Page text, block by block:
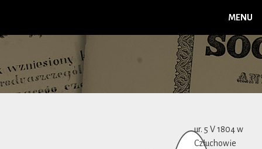
MENU
ur. 5 V 1804 w
Człuchowie